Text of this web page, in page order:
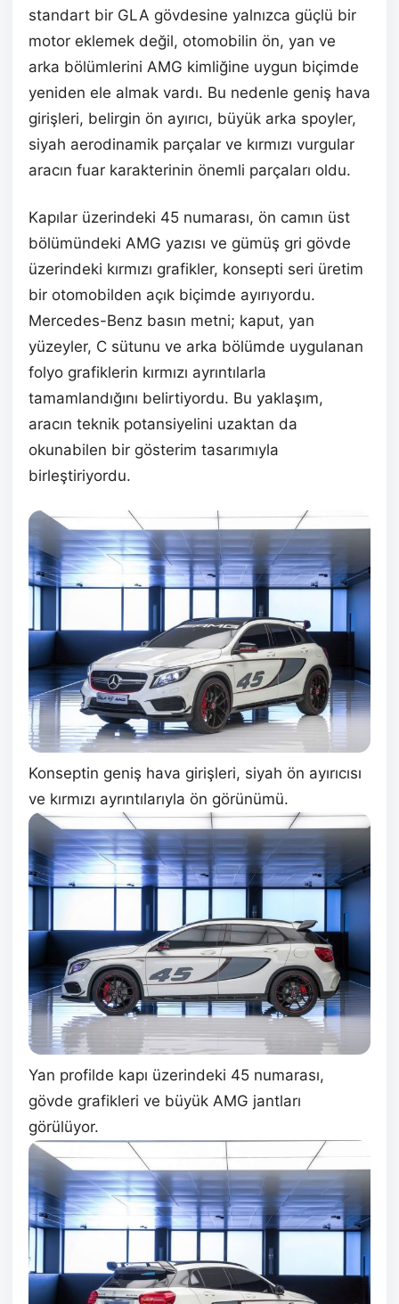
standart bir GLA gövdesine yalnızca güçlü bir
motor eklemek değil, otomobilin ön, yan ve
arka bölümlerini AMG kimliğine uygun biçimde
yeniden ele almak vardı. Bu nedenle geniş hava
girişleri, belirgin ön ayırıcı, büyük arka spoyler,
siyah aerodinamik parçalar ve kırmızı vurgular
aracın fuar karakterinin önemli parçaları oldu.
Kapılar üzerindeki 45 numarası, ön camın üst
bölümündeki AMG yazısı ve gümüş gri gövde
üzerindeki kırmızı grafikler, konsepti seri üretim
bir otomobilden açık biçimde ayırıyordu.
Mercedes-Benz basın metni; kaput, yan
yüzeyler, C sütunu ve arka bölümde uygulanan
folyo grafiklerin kırmızı ayrıntılarla
tamamlandığını belirtiyordu. Bu yaklaşım,
aracın teknik potansiyelini uzaktan da
okunabilen bir gösterim tasarımıyla
birleştiriyordu.
Konseptin geniş hava girişleri, siyah ön ayırıcısı
ve kırmızı ayrıntılarıyla ön görünümü.
Yan profilde kapı üzerindeki 45 numarası,
gövde grafikleri ve büyük AMG jantları
görülüyor.